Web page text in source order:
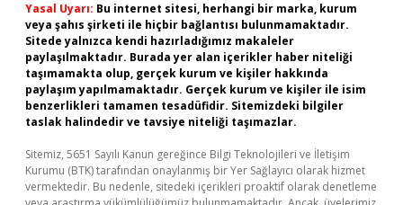
Yasal Uyarı: Bu internet sitesi, herhangi bir marka, kurum
veya şahıs şirketi ile hiçbir bağlantısı bulunmamaktadır.
Sitede yalnızca kendi hazırladığımız makaleler
paylaşılmaktadır. Burada yer alan içerikler haber niteliği
taşımamakta olup, gerçek kurum ve kişiler hakkında
paylaşım yapılmamaktadır. Gerçek kurum ve kişiler ile isim
benzerlikleri tamamen tesadüfidir. Sitemizdeki bilgiler
taslak halindedir ve tavsiye niteliği taşımazlar.
Sitemiz, 5651 Sayılı Kanun gereğince Bilgi Teknolojileri ve İletişim
Kurumu (BTK) tarafından onaylanmış bir Yer Sağlayıcı olarak hizmet
vermektedir. Bu nedenle, sitedeki içerikleri proaktif olarak denetleme